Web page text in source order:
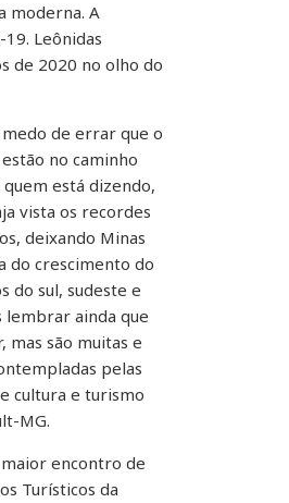
moderna. A
19. Leônidas
de 2020 no olho do
de errar que o
no caminho
está dizendo,
vista os recordes
deixando Minas
do crescimento do
do sul, sudeste e
lembrar ainda que
mas são muitas e
pelas
cultura e turismo
MG.
encontro de
Turísticos da